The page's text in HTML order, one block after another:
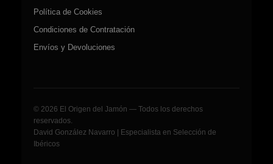
Política de Cookies
Condiciones de Contratación
Envíos y Devoluciones
© 2026 El Origen del Jamón — Todos los derechos
reservados.
David González Navarro | Especialista en Selección de
Ibéricos